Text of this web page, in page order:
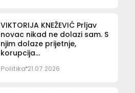
VIKTORIJA KNEŽEVIĆ Prljav
novac nikad ne dolazi sam. S
njim dolaze prijetnje,
korupcija…
Politika 21.07.2026